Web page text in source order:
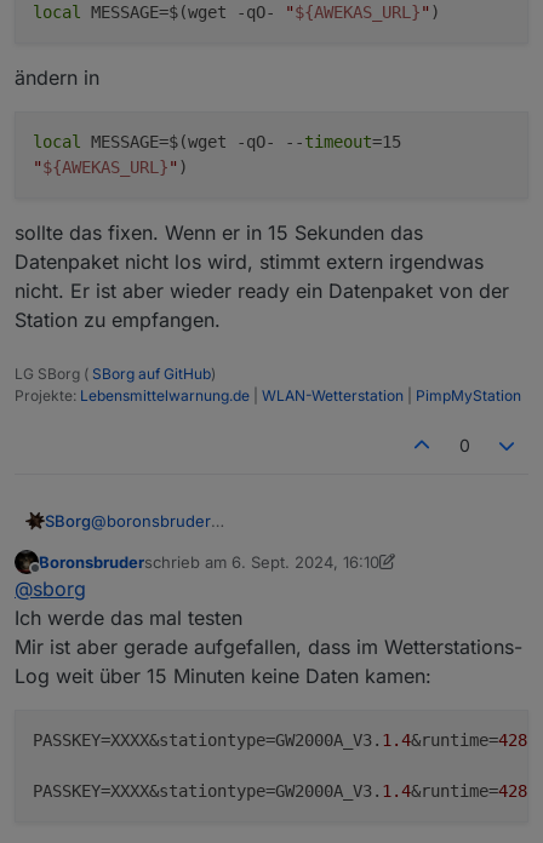
besser nicht-Verbindung) zu AWEKAS schuld
local MESSAGE=$(wget -qO- "${AWEKAS_URL}" )
ändern in
local MESSAGE=$(wget -qO- --timeout=15
"${AWEKAS_URL}" )
sollte das fixen. Wenn er in 15 Sekunden das
Datenpaket nicht los wird, stimmt extern irgendwas
nicht. Er ist aber wieder ready ein Datenpaket von der
Station zu empfangen.
LG SBorg ( SBorg auf GitHub)
Projekte: Lebensmittelwarnung.de WLAN-Wetterstation PimpMyStation
0
SBorg@boronsbruder
Solange wird er also versuchen sein Datenpaket
Zeile ~#2012 in der sub
ändern in
nicht. Er ist aber wieder ready ein Datenpaket von der
Offline
Boronsbruderschrieb am 6. Sept. 2024, 16:10
zuletzt editiert von Boronsbruder
@sborg
Ich werde das mal testen
Mir ist aber gerade aufgefallen, dass im Wetterstations-
Log weit über 15 Minuten keine Daten kamen:
PASSKEY=XXXX&stationtype=GW2000A_V3. 1.4&runtime=
PASSKEY=XXXX&stationtype=GW2000A_V3. 1.4&runtime=